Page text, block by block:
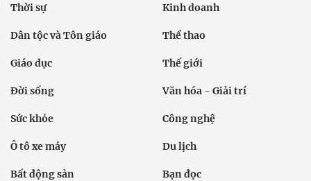
Thời sự Kinh doanh
Dân tộc và Tôn giáo Thể thao
Giáo dục Thế giới
Đời sống Văn hóa - Giải trí
Sức khỏe Công nghệ
Ô tô xe máy Du lịch
Bất động sản Bạn đọc